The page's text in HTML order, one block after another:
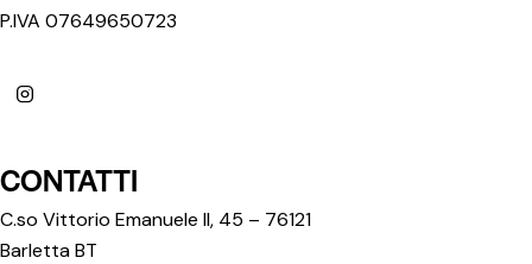
P.IVA 07649650723
CONTATTI
C.so Vittorio Emanuele II, 45 – 76121
Barletta BT